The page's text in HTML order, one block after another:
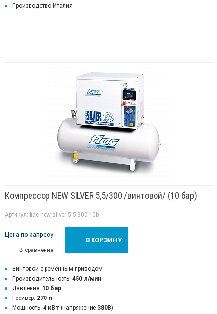
Производство Италия
Компрессор NEW SILVER 5,5/300 /винтовой/ (10 бар)
Артикул: fiac-new-silver-5-5-300-10b
Винтовой с ременным приводом
Производительность: 450 л/мин
Давление: 10 бар
Ресивер: 270 л
Мощность: 4 кВт (напряжение 380В)
Цена по запросу
В сравнение
В КОРЗИНУ